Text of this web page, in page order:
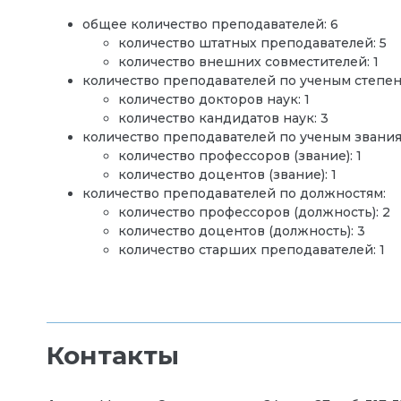
общее количество преподавателей: 6
количество штатных преподавателей: 5
количество внешних совместителей: 1
количество преподавателей по ученым
количество докторов наук: 1
количество кандидатов наук: 3
количество преподавателей по ученым
количество профессоров (звание): 1
количество доцентов (звание): 1
количество преподавателей по должностям:
количество профессоров (должность): 2
количество доцентов (должность): 3
количество старших преподавателей: 1
Контакты